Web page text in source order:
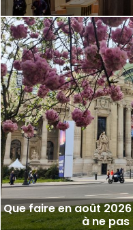
Que faire en août
à ne pas